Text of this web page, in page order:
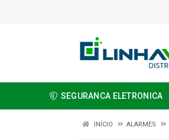
SEGURANCA ELETRONICA
INÍCIO ALARMES